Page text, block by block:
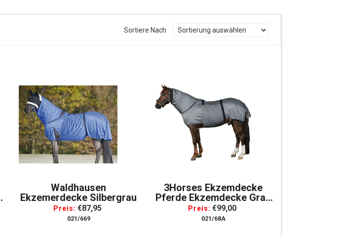
Sortiere Nach
Waldhausen
Ekzemerdecke Silbergrau
Preis: €87,95
021/669
3Horses Ekzemdecke
Pferde Ekzemdecke Grau
Fliegendecke
Preis: €99,00
021/68A